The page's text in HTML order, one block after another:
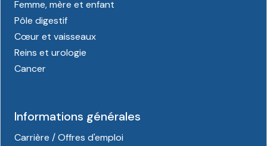
Femme, mère et enfant
Pôle digestif
Cœur et vaisseaux
Reins et urologie
Cancer
Informations générales
Carrière / Offres d'emploi